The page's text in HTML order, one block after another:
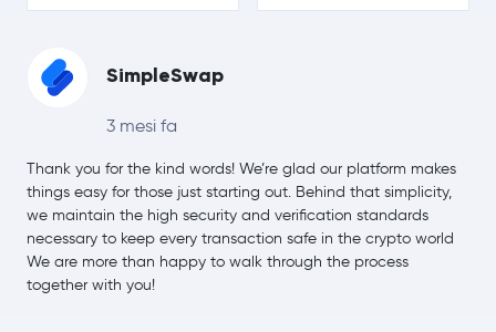
SHIBA INU SHIB
Polkadot DOT
Sui SUI
Avalanche AVAX
Uniswap
NEAR Protocol
SimpleSwap
3 mesi fa
Thank you for the kind words! We’re glad our platform makes
things easy for those just starting out. Behind that simplicity,
we maintain the high security and verification standards
necessary to keep every transaction safe in the crypto world
We are more than happy to walk through the process
together with you!